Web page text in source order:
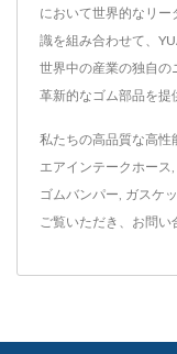
において世界的なリー
識を組み合わせて、
世界中の産業の独自の
革新的なゴム部品を提
私たちの高品質な高性
エアインテークホース
ゴムバンパー ガスケ
ご覧いただき、 お問い